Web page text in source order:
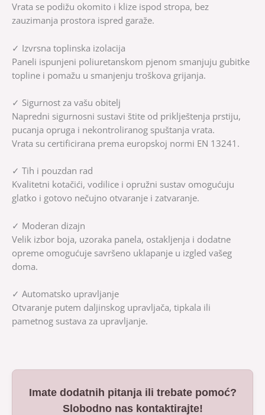
Vrata se podižu okomito i klize ispod stropa, bez
zauzimanja prostora ispred garaže.
✓ Izvrsna toplinska izolacija
Paneli ispunjeni poliuretanskom pjenom smanjuju gubitke
topline i pomažu u smanjenju troškova grijanja.
✓ Sigurnost za vašu obitelj
Napredni sigurnosni sustavi štite od priklještenja prstiju,
pucanja opruga i nekontroliranog spuštanja vrata.
Vrata su certificirana prema europskoj normi EN 13241.
✓ Tih i pouzdan rad
Kvalitetni kotačići, vodilice i opružni sustav omogućuju
glatko i gotovo nečujno otvaranje i zatvaranje.
✓ Moderan dizajn
Velik izbor boja, uzoraka panela, ostakljenja i dodatne
opreme omogućuje savršeno uklapanje u izgled vašeg
doma.
✓ Automatsko upravljanje
Otvaranje putem daljinskog upravljača, tipkala ili
pametnog sustava za upravljanje.
Imate dodatnih pitanja ili trebate pomoć?
Slobodno nas kontaktirajte!